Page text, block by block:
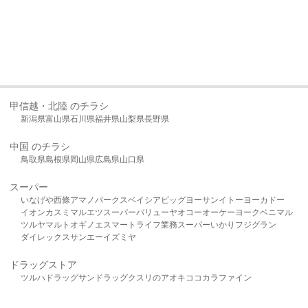
甲信越・北陸 のチラシ
新潟県富山県石川県福井県山梨県長野県
中国 のチラシ
鳥取県島根県岡山県広島県山口県
スーパー
いなげや西條アマノパークスベイシア ビッグヨーサンイトーヨーカドー
イオンカスミ マルエツスーパーバリューヤオコーオーケー ヨークベニマル
ツルヤマルト オギノ エスマート ライフ業務スーパーいかり フジグラン
ダイレックスサンエーイズミヤ
ドラッグストア
ツルハドラッグサンドラッグクスリのアオキ ココカラファイン